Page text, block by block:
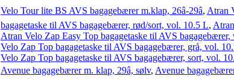
Velo Tour lite BS AVS bagagebærer m.klap, 26â-29â, Atran
bagagetaske til AVS bagagebærer, rød/sort, vol. 10.5 L,
Atran Velo Zap Easy Top bagagetaske til AVS
Velo Zap Top bagagetaske til AVS bagagebærer, grå, vol.
Velo Zap Top bagagetaske til AVS bagagebærer, sort, vol.
Avenue bagagebærer m. klap, 29â, sølv, Avenue